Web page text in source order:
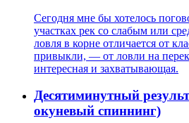
Cегодня мне бы хотелось
участках рек со слабым или
ловля в корне отличается от
привыкли, — от ловли на
интересная и захватывающая.
Десятиминутный
окуневый спиннинг)